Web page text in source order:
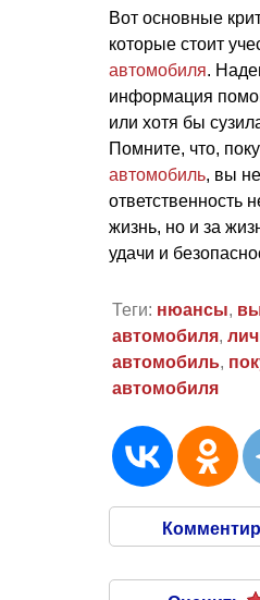
Вот основные
которые стоит
автомобиля.
информация
или хотя бы
Помните, что,
автомобиль, вы
ответственность
жизнь, но и за
удачи и
Теги: нюансы,
автомобиля,
автомобиль,
автомобиля